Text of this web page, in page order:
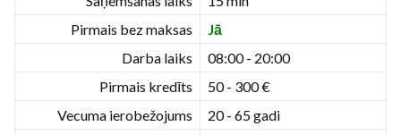
Pirmais bez maksas
Jā
Darba laiks
08:00 - 20:00
Pirmais kredīts
50 - 300 €
Vecuma ierobežojums
20 - 65 gadi